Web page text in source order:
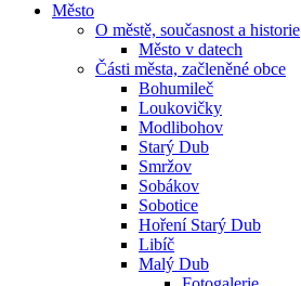
Město
O městě, současnost a historie
Město v datech
Části města, začleněné obce
Bohumileč
Loukovičky
Modlibohov
Starý Dub
Smržov
Sobákov
Sobotice
Hoření Starý Dub
Libíč
Malý Dub